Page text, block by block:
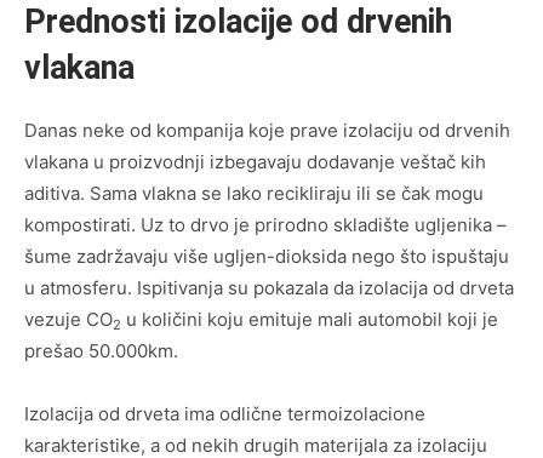
Prednosti izolacije od drvenih
vlakana
Danas neke od kompanija koje prave izolaciju od drvenih
vlakana u proizvodnji izbegavaju dodavanje veštač kih
aditiva. Sama vlakna se lako recikliraju ili se čak mogu
kompostirati. Uz to drvo je prirodno skladište ugljenika –
šume zadržavaju više ugljen-dioksida nego što ispuštaju
u atmosferu. Ispitivanja su pokazala da izolacija od drveta
vezuje CO2 u količini koju emituje mali automobil koji je
prešao 50.000km.
Izolacija od drveta ima odlične termoizolacione
karakteristike, a od nekih drugih materijala za izolaciju